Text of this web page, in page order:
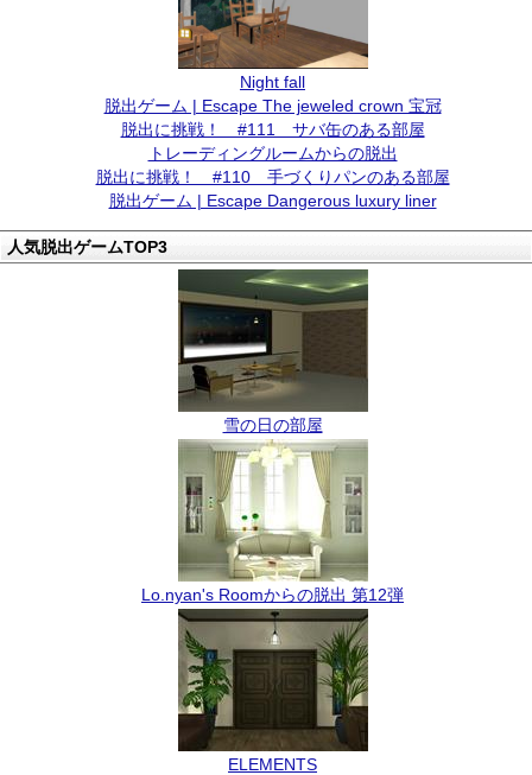
Night fall
脱出ゲーム | Escape The jeweled crown 宝冠
脱出に挑戦！ #111 サバ缶のある部屋
トレーディングルームからの脱出
脱出に挑戦！ #110 手づくりパンのある部屋
脱出ゲーム | Escape Dangerous luxury liner
人気脱出ゲームTOP3
雪の日の部屋
Lo.nyan's Roomからの脱出 第12弾
ELEMENTS